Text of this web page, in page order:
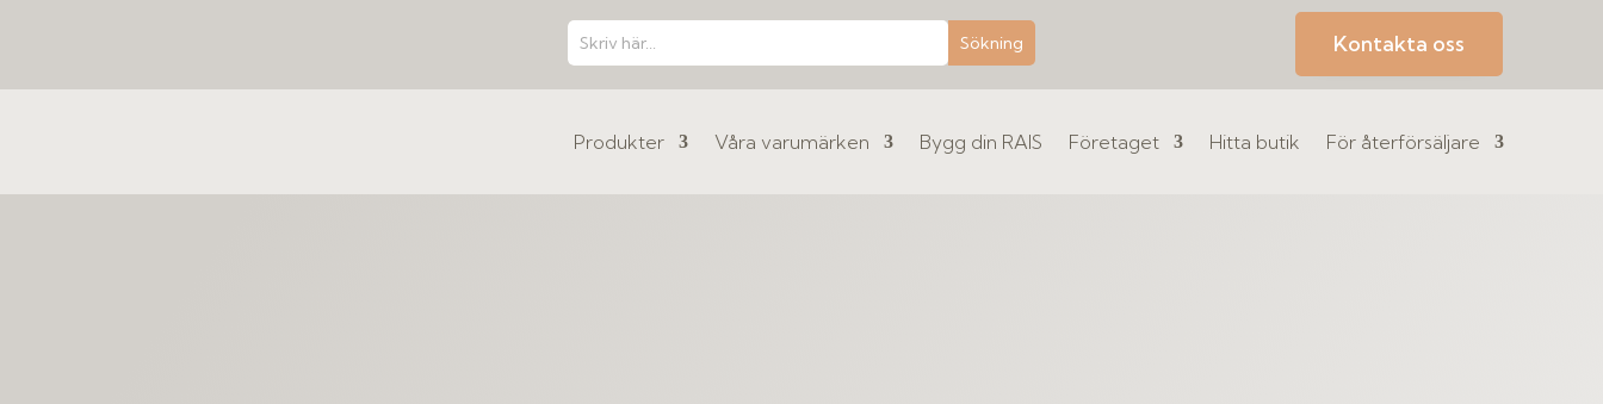
Kontakta oss
Produkter Våra varumärken Bygg din RAIS Företaget Hitta butik För återförsäljare